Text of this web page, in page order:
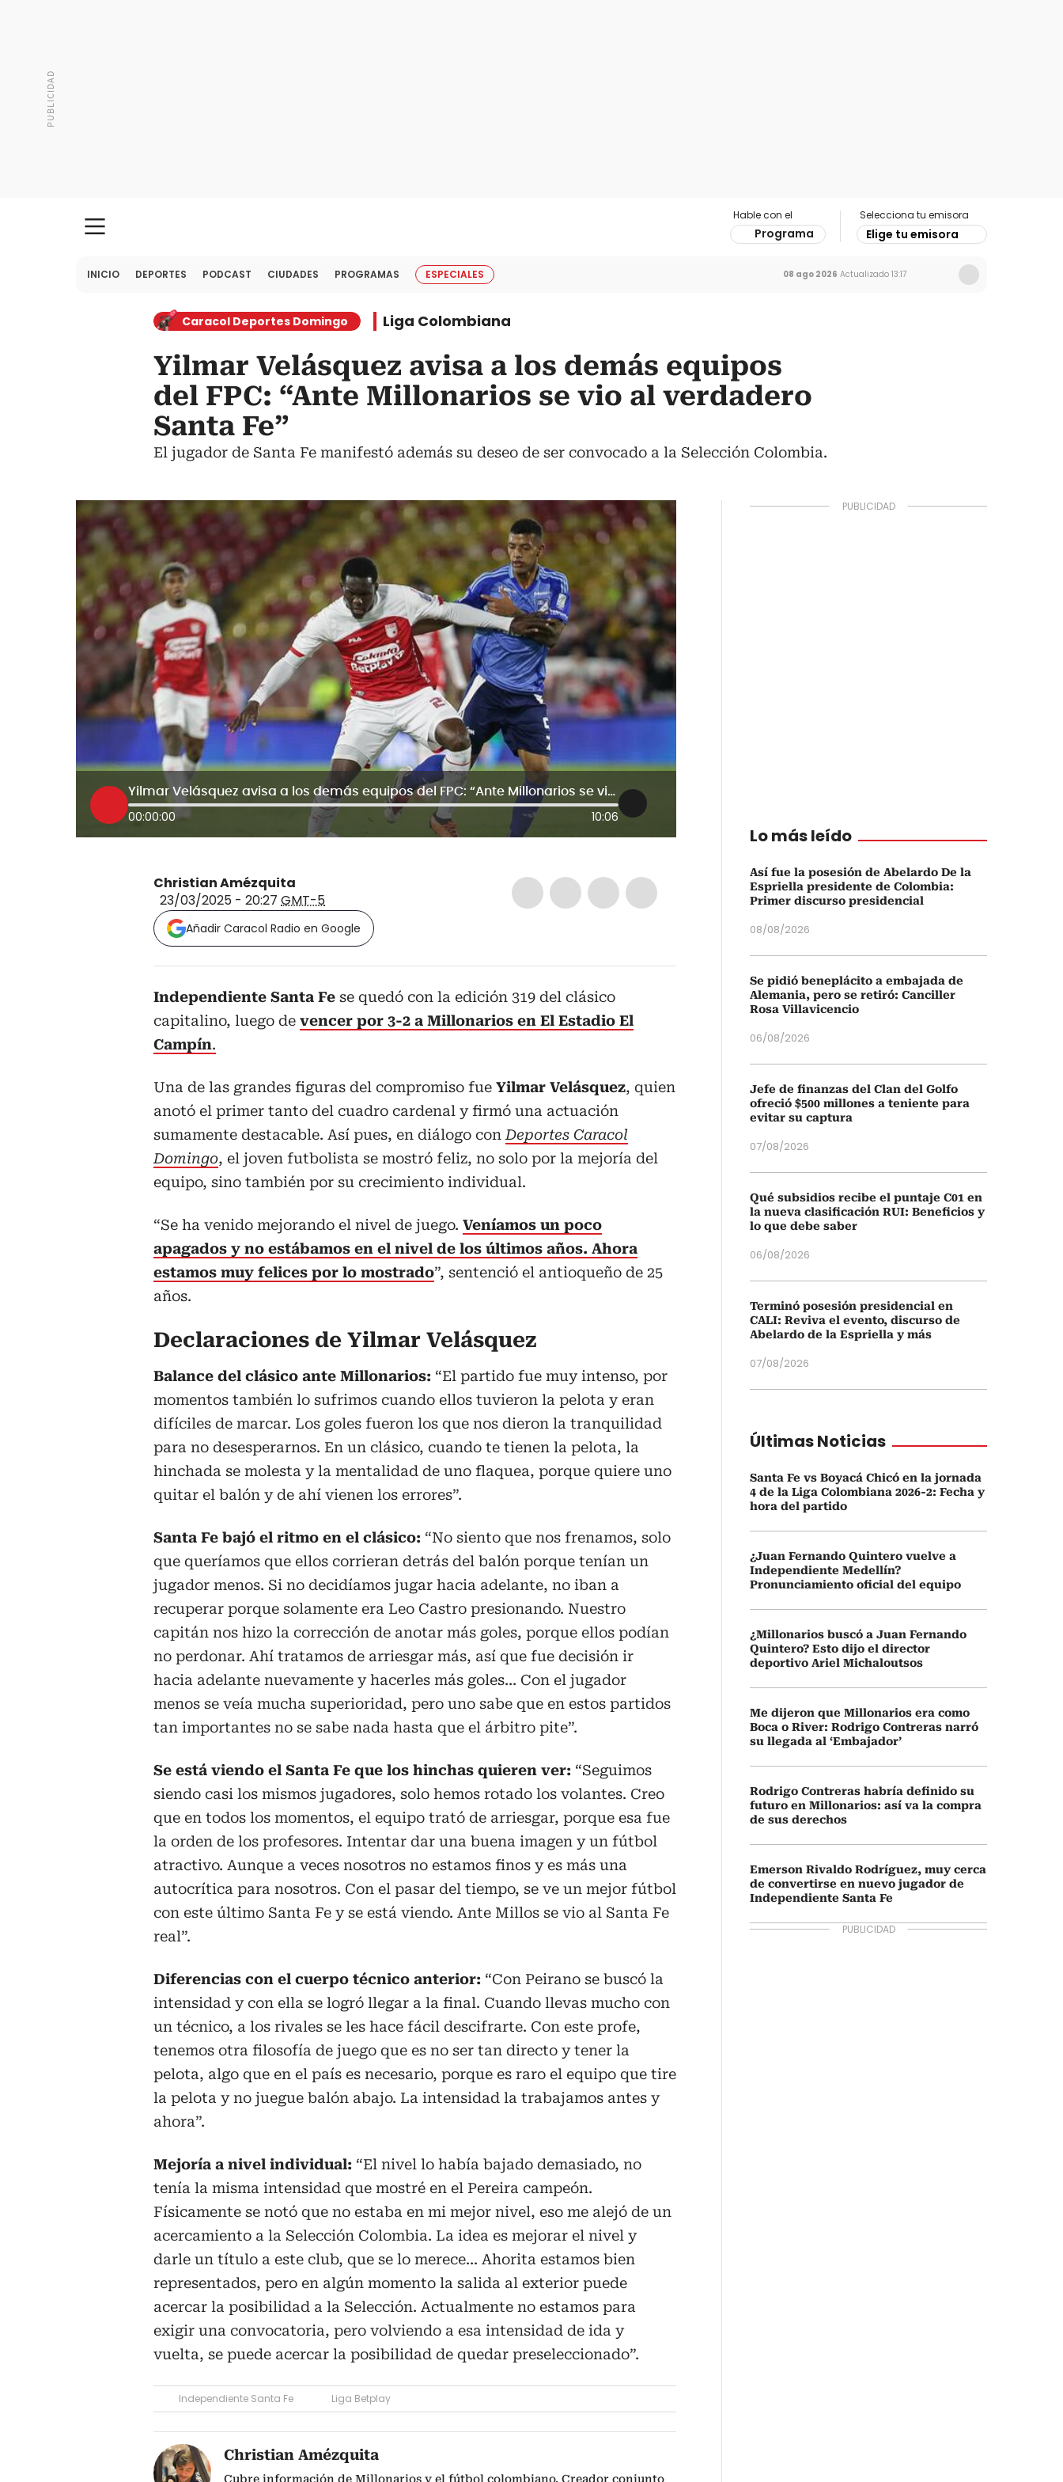
Hable con el
Programa
Selecciona tu emisora
Elige tu emisora
INICIO DEPORTES PODCAST CIUDADES PROGRAMAS ESPECIALES 08 ago 2026 Actualizado 13:17
Caracol Deportes Domingo Liga Colombiana
Yilmar Velásquez avisa a los demás equipos
del FPC: “Ante Millonarios se vio al verdadero
Santa Fe”
El jugador de Santa Fe manifestó además su deseo de ser convocado a la Selección Colombia.
Yilmar Velásquez avisa a los demás equipos del FPC: “Ante Millonarios se vio al verdadero Santa Fe”
00:00:00 10:06
Christian Amézquita
23/03/2025 - 20:27 GMT-5
Añadir Caracol Radio en Google
Independiente Santa Fe se quedó con la edición 319 del clásico
capitalino, luego de vencer por 3-2 a Millonarios en El Estadio El
Campín.
Una de las grandes figuras del compromiso fue Yilmar Velásquez, quien
anotó el primer tanto del cuadro cardenal y firmó una actuación
sumamente destacable. Así pues, en diálogo conDeportes Caracol
Domingo, el joven futbolista se mostró feliz, no solo por la mejoría del
equipo, sino también por su crecimiento individual.
“Se ha venido mejorando el nivel de juego. Veníamos un poco
apagados y no estábamos en el nivel de los últimos años. Ahora
estamos muy felices por lo mostrado”, sentenció el antioqueño de 25
años.
Declaraciones de Yilmar Velásquez
Balance del clásico ante Millonarios: “El partido fue muy intenso, por
momentos también lo sufrimos cuando ellos tuvieron la pelota y eran
difíciles de marcar. Los goles fueron los que nos dieron la tranquilidad
para no desesperarnos. En un clásico, cuando te tienen la pelota, la
hinchada se molesta y la mentalidad de uno flaquea, porque quiere uno
quitar el balón y de ahí vienen los errores”.
Santa Fe bajó el ritmo en el clásico: “No siento que nos frenamos, solo
que queríamos que ellos corrieran detrás del balón porque tenían un
jugador menos. Si no decidíamos jugar hacia adelante, no iban a
recuperar porque solamente era Leo Castro presionando. Nuestro
capitán nos hizo la corrección de anotar más goles, porque ellos podían
no perdonar. Ahí tratamos de arriesgar más, así que fue decisión ir
hacia adelante nuevamente y hacerles más goles... Con el jugador
menos se veía mucha superioridad, pero uno sabe que en estos partidos
tan importantes no se sabe nada hasta que el árbitro pite”.
Se está viendo el Santa Fe que los hinchas quieren ver: “Seguimos
siendo casi los mismos jugadores, solo hemos rotado los volantes. Creo
que en todos los momentos, el equipo trató de arriesgar, porque esa fue
la orden de los profesores. Intentar dar una buena imagen y un fútbol
atractivo. Aunque a veces nosotros no estamos finos y es más una
autocrítica para nosotros. Con el pasar del tiempo, se ve un mejor fútbol
con este último Santa Fe y se está viendo. Ante Millos se vio al Santa Fe
real”.
Diferencias con el cuerpo técnico anterior: “Con Peirano se buscó la
intensidad y con ella se logró llegar a la final. Cuando llevas mucho con
un técnico, a los rivales se les hace fácil descifrarte. Con este profe,
tenemos otra filosofía de juego que es no ser tan directo y tener la
pelota, algo que en el país es necesario, porque es raro el equipo que tire
la pelota y no juegue balón abajo. La intensidad la trabajamos antes y
ahora”.
Mejoría a nivel individual: “El nivel lo había bajado demasiado, no
tenía la misma intensidad que mostré en el Pereira campeón.
Físicamente se notó que no estaba en mi mejor nivel, eso me alejó de un
acercamiento a la Selección Colombia. La idea es mejorar el nivel y
darle un título a este club, que se lo merece... Ahorita estamos bien
representados, pero en algún momento la salida al exterior puede
acercar la posibilidad a la Selección. Actualmente no estamos para
exigir una convocatoria, pero volviendo a esa intensidad de ida y
vuelta, se puede acercar la posibilidad de quedar preseleccionado”.
Independiente Santa Fe Liga Betplay
Christian Amézquita
Cubre información de Millonarios y el fútbol colombiano. Creador conjunto
Lo más leído
Así fue la posesión de Abelardo De la
Espriella presidente de Colombia:
Primer discurso presidencial
08/08/2026
Se pidió beneplácito a embajada de
Alemania, pero se retiró: Canciller
Rosa Villavicencio
06/08/2026
Jefe de finanzas del Clan del Golfo
ofreció $500 millones a teniente para
evitar su captura
07/08/2026
Qué subsidios recibe el puntaje C01 en
la nueva clasificación RUI: Beneficios y
lo que debe saber
06/08/2026
Terminó posesión presidencial en
CALI: Reviva el evento, discurso de
Abelardo de la Espriella y más
07/08/2026
Últimas Noticias
Santa Fe vs Boyacá Chicó en la jornada
4 de la Liga Colombiana 2026-2: Fecha y
hora del partido
¿Juan Fernando Quintero vuelve a
Independiente Medellín?
Pronunciamiento oficial del equipo
¿Millonarios buscó a Juan Fernando
Quintero? Esto dijo el director
deportivo Ariel Michaloutsos
Me dijeron que Millonarios era como
Boca o River: Rodrigo Contreras narró
su llegada al ‘Embajador’
Rodrigo Contreras habría definido su
futuro en Millonarios: así va la compra
de sus derechos
Emerson Rivaldo Rodríguez, muy cerca
de convertirse en nuevo jugador de
Independiente Santa Fe